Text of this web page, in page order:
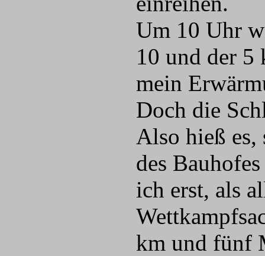
Um 10 Uhr
10 und der 5
mein
Doch die
Also hieß
des
ich erst, als
km und fünf